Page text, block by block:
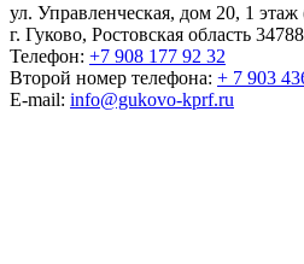
ул. Управленческая, дом 20, 1
г. Гуково, Ростовская область
Телефон: +7 908 177 92 32
Второй номер телефона: + 7 903
E-mail: info@gukovo-kprf.ru